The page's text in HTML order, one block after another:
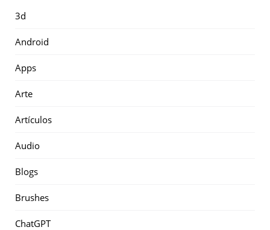
3d
Android
Apps
Arte
Artículos
Audio
Blogs
Brushes
ChatGPT